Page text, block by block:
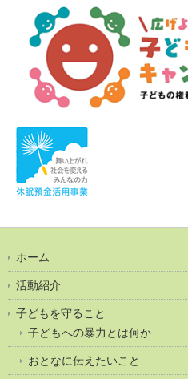
ホーム
活動紹介
子どもを守ること
子どもへの暴力とは何か
おとなに伝えたいこと